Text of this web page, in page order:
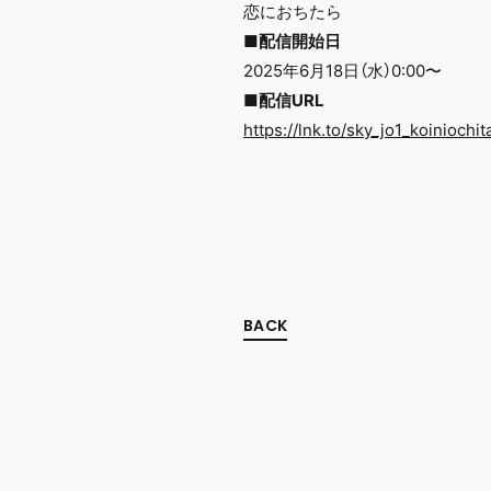
恋におちたら
■配信開始日
2025年6月18日（水）0:00〜
■配信URL
https://lnk.to/
BACK